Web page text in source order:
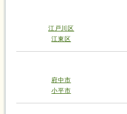
江戸川区
江東区
府中市
小平市